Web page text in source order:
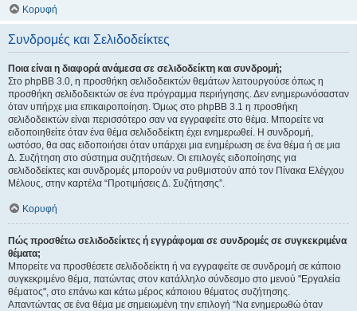
Κορυφή
Συνδρομές και Σελιδοδείκτες
Ποια είναι η διαφορά ανάμεσα σε σελιδοδείκτη και συνδρομή;
Στο phpBB 3.0, η προσθήκη σελιδοδεικτών θεμάτων λειτουργούσε όπως η
προσθήκη σελιδοδεικτών σε ένα πρόγραμμα περιήγησης. Δεν ενημερωνόσασταν
όταν υπήρχε μια επικαιροποίηση. Όμως στο phpBB 3.1 η προσθήκη
σελιδοδεικτών είναι περισσότερο σαν να εγγραφείτε στο θέμα. Μπορείτε να
ειδοποιηθείτε όταν ένα θέμα σελιδοδείκτη έχει ενημερωθεί. Η συνδρομή,
ωστόσο, θα σας ειδοποιήσει όταν υπάρχει μια ενημέρωση σε ένα θέμα ή σε μια
Δ. Συζήτηση στο σύστημα συζητήσεων. Οι επιλογές ειδοποίησης για
σελιδοδείκτες και συνδρομές μπορούν να ρυθμιστούν από τον Πίνακα Ελέγχου
Μέλους, στην καρτέλα “Προτιμήσεις Δ. Συζήτησης”.
Κορυφή
Πώς προσθέτω σελιδοδείκτες ή εγγράφομαι σε συνδρομές σε συγκεκριμένα
θέματα;
Μπορείτε να προσθέσετε σελιδοδείκτη ή να εγγραφείτε σε συνδρομή σε κάποιο
συγκεκριμένο θέμα, πατώντας στον κατάλληλο σύνδεσμο στο μενού "Εργαλεία
θέματος", στο επάνω και κάτω μέρος κάποιου θέματος συζήτησης.
Απαντώντας σε ένα θέμα με σημειωμένη την επιλογή “Να ενημερωθώ όταν